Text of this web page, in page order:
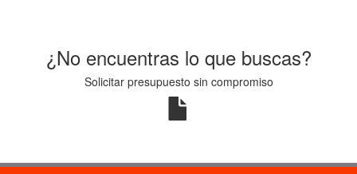
¿No encuentras lo que buscas?
Solicitar presupuesto sin compromiso